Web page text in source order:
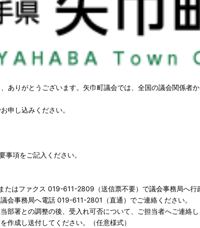
ありがとうございます。矢巾町議会では、全国の議会関係者
申し込みください。
項をご記入ください。
はファクス 019-611-2809（送信票不要）で議会事務局へ行
事務局へ電話 019-611-2801（直通）でご連絡ください。
署との調整の後、受入れ可否について、ご担当者へご連絡し
成し送付してください。（任意様式）